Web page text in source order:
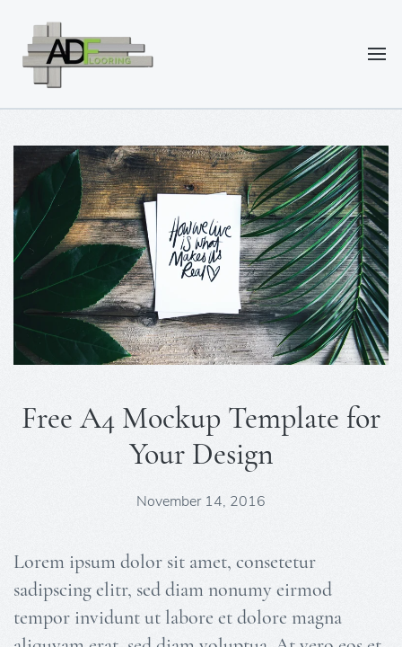
Free A4 Mockup Template for
Your Design
November 14, 2016
Lorem ipsum dolor sit amet, consetetur
sadipscing elitr, sed diam nonumy eirmod
tempor invidunt ut labore et dolore magna